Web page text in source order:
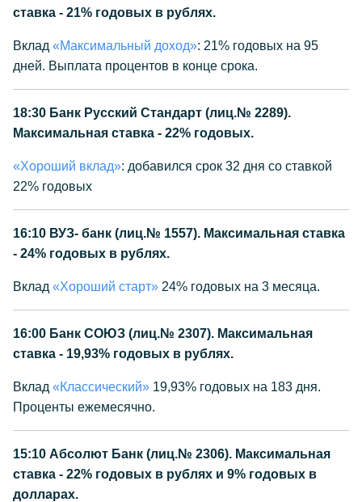
ставка - 21% годовых в рублях.
Вклад «Максимальный доход»: 21% годовых на 95
дней. Выплата процентов в конце срока.
18:30 Банк Русский Стандарт (лиц.№ 2289).
Максимальная ставка - 22% годовых.
«Хороший вклад»: добавился срок 32 дня со ставкой
22% годовых
16:10 ВУЗ- банк (лиц.№ 1557). Максимальная ставка
- 24% годовых в рублях.
Вклад «Хороший старт» 24% годовых на 3 месяца.
16:00 Банк СОЮЗ (лиц.№ 2307). Максимальная
ставка - 19,93% годовых в рублях.
Вклад «Классический» 19,93% годовых на 183 дня.
Проценты ежемесячно.
15:10 Абсолют Банк (лиц.№ 2306). Максимальная
ставка - 22% годовых в рублях и 9% годовых в
долларах.